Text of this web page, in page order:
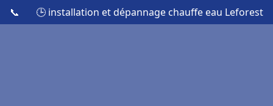
📞 🕒 installation et dépannage chauffe eau Leforest